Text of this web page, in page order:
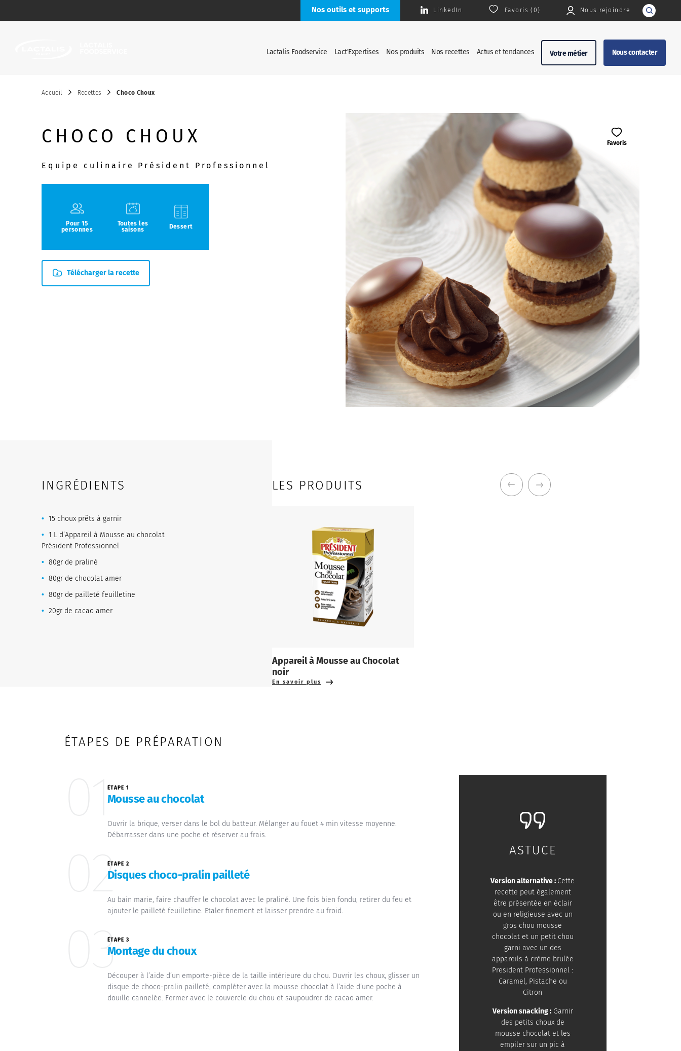
Nos outils et supports LinkedIn Favoris ( 0 ) Nous rejoindre
Lactalis Foodservice Lact'Expertises Nos produits Nos recettes Actus et tendances Votre métier Nous contacter
Accueil Recettes Choco Choux
CHOCO CHOUX
Equipe culinaire Président Professionnel
Pour 15
personnes
Toutes les
saisons
Dessert
Télécharger la recette
Favoris
INGRÉDIENTS
15 choux prêts à garnir
1 L d’Appareil à Mousse au chocolat
Président Professionnel
80gr de praliné
80gr de chocolat amer
80gr de pailleté feuilletine
20gr de cacao amer
LES PRODUITS
Appareil à Mousse au Chocolat
noir
En savoir plus
ÉTAPES DE PRÉPARATION
01ÉTAPE 1
Mousse au chocolat
Ouvrir la brique, verser dans le bol du batteur. Mélanger au fouet 4 min vitesse moyenne.
Débarrasser dans une poche et réserver au frais.
02ÉTAPE 2
Disques choco-pralin pailleté
Au bain marie, faire chauffer le chocolat avec le praliné. Une fois bien fondu, retirer du feu et
ajouter le pailleté feuilletine. Etaler finement et laisser prendre au froid.
03ÉTAPE 3
Montage du choux
Découper à l’aide d’un emporte-pièce de la taille intérieure du chou. Ouvrir les choux, glisser un
disque de choco-pralin pailleté, compléter avec la mousse chocolat à l’aide d’une poche à
douille cannelée. Fermer avec le couvercle du chou et saupoudrer de cacao amer.
ASTUCE
Version alternative : Cette
recette peut également
être présentée en éclair
ou en religieuse avec un
gros chou mousse
chocolat et un petit chou
garni avec un des
appareils à crème brulée
President Professionnel :
Caramel, Pistache ou
Citron
Version snacking :Garnir
des petits choux de
mousse chocolat et les
empiler sur un pic à